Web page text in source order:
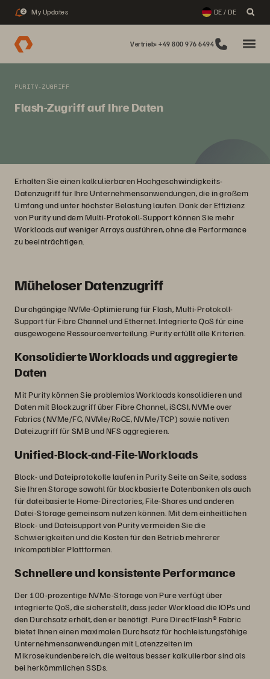
2 My Updates DE / DE
Vertrieb: +49 800 976 6494
PURITY-ZUGRIFF
Flash-Zugriff auf Ihre Daten
Erhalten Sie einen kalkulierbaren Hochgeschwindigkeits-
Datenzugriff für Ihre Unternehmensanwendungen, die in großem
Umfang und unter höchster Belastung laufen. Dank der Effizienz
von Purity und dem Multi-Protokoll-Support können Sie mehr
Workloads auf weniger Arrays ausführen, ohne die Performance
zu beeinträchtigen.
Müheloser Datenzugriff
Durchgängige NVMe-Optimierung für Flash, Multi-Protokoll-
Support für Fibre Channel und Ethernet. Integrierte QoS für eine
ausgewogene Ressourcenverteilung. Purity erfüllt alle Kriterien.
Konsolidierte Workloads und aggregierte
Daten
Mit Purity können Sie problemlos Workloads konsolidieren und
Daten mit Blockzugriff über Fibre Channel, iSCSI, NVMe over
Fabrics (NVMe/FC, NVMe/RoCE, NVMe/TCP) sowie nativen
Dateizugriff für SMB und NFS aggregieren.
Unified-Block-and-File-Workloads
Block- und Dateiprotokolle laufen in Purity Seite an Seite, sodass
Sie Ihren Storage sowohl für blockbasierte Datenbanken als auch
für dateibasierte Home-Directories, File-Shares und anderen
Datei-Storage gemeinsam nutzen können. Mit dem einheitlichen
Block- und Dateisupport von Purity vermeiden Sie die
Schwierigkeiten und die Kosten für den Betrieb mehrerer
inkompatibler Plattformen.
Schnellere und konsistente Performance
Der 100-prozentige NVMe-Storage von Pure verfügt über
integrierte QoS, die sicherstellt, dass jeder Workload die IOPs und
den Durchsatz erhält, den er benötigt. Pure DirectFlash® Fabric
bietet Ihnen einen maximalen Durchsatz für hochleistungsfähige
Unternehmensanwendungen mit Latenzzeiten im
Mikrosekundenbereich, die weitaus besser kalkulierbar sind als
bei herkömmlichen SSDs.